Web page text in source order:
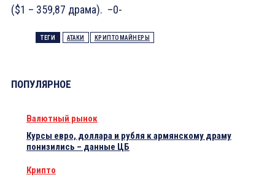
($1 – 359,87 драма). –0-
ТЕГИ АТАКИ КРИПТОМАЙНЕРЫ
ПОПУЛЯРНОЕ
Валютный рынок
Курсы евро, доллара и рубля к армянскому драму
понизились – данные ЦБ
Крипто